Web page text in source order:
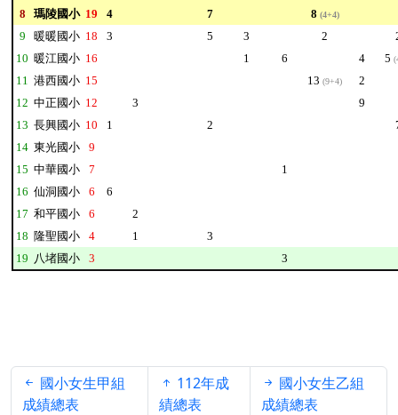
8
瑪陵國小 19 4 7 8 (4+4)
9 暖暖國小 18 3 5 3 2
10 暖江國小 16 1 6 4 5
11 港西國小 15 13 (9+4)
2
12 中正國小 12 3
9
13 長興國小 10 1 2
14 東光國小
9
15 中華國小 7
1
16 仙洞國小 6
6
17 和平國小 6
2
18 隆聖國小 4 1
3
19 八堵國小 3 3
國小女生甲組
成績總表
112年成
績總表
國小女生乙組
成績總表